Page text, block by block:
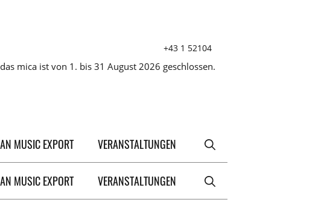
+43 1 52104
das mica ist von 1. bis 31 August 2026 geschlossen.
MUSIC EXPORT VERANSTALTUNGEN
MUSIC EXPORT VERANSTALTUNGEN